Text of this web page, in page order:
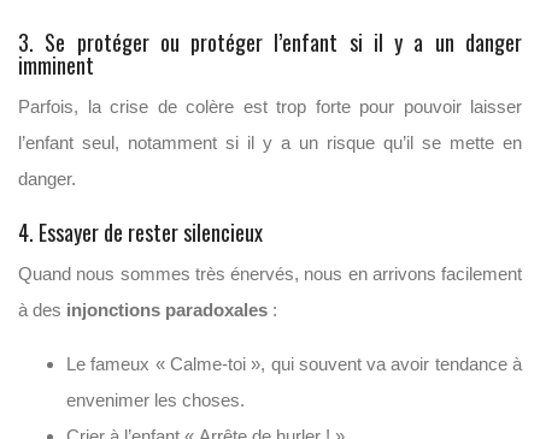
3. Se protéger ou protéger l’enfant si il y a un danger
imminent
Parfois, la crise de colère est trop forte pour pouvoir laisser
l’enfant seul, notamment si il y a un risque qu’il se mette en
danger.
4. Essayer de rester silencieux
Quand nous sommes très énervés, nous en arrivons facilement
à des injonctions paradoxales :
Le fameux « Calme-toi », qui souvent va avoir tendance à
envenimer les choses.